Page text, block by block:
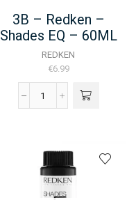
3B – Redken –
Shades EQ – 60ML
REDKEN
€6.99
3B
Shades
EQ
-
60ML